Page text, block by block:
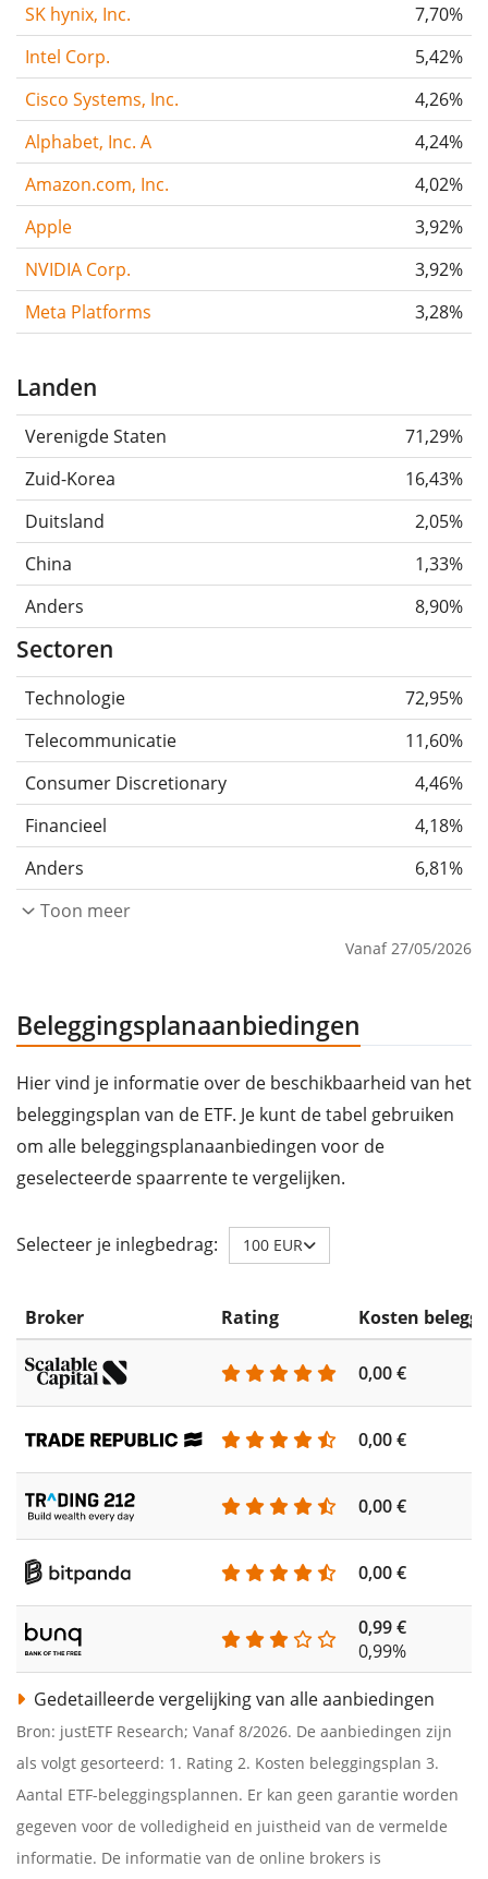
SK hynix, Inc.
7,70%
Intel Corp.
5,42%
Cisco Systems, Inc.
4,26%
Alphabet, Inc. A
4,24%
Amazon.com, Inc.
4,02%
Apple
3,92%
NVIDIA Corp.
3,92%
Meta Platforms
3,28%
Landen
Verenigde Staten
71,29%
Zuid-Korea
16,43%
Duitsland
2,05%
China
1,33%
Anders
8,90%
Sectoren
Technologie
72,95%
Telecommunicatie
11,60%
Consumer Discretionary
4,46%
Financieel
4,18%
Anders
6,81%
Toon meer
Vanaf 27/05/2026
Beleggingsplanaanbiedingen
Hier vind je informatie over de beschikbaarheid van het
beleggingsplan van de ETF. Je kunt de tabel gebruiken
om alle beleggingsplanaanbiedingen voor de
geselecteerde spaarrente te vergelijken.
Selecteer je inlegbedrag: 100 EUR
Broker Rating Kosten
0,00 €
0,00 €
0,00 €
0,00 €
0,99 €
0,99%
Gedetailleerde vergelijking van alle aanbiedingen
Bron: justETF Research; Vanaf 8/2026. De aanbiedingen zijn
als volgt gesorteerd: 1. Rating 2. Kosten beleggingsplan 3.
Aantal ETF-beleggingsplannen. Er kan geen garantie worden
gegeven voor de volledigheid en juistheid van de vermelde
informatie. De informatie van de online brokers is